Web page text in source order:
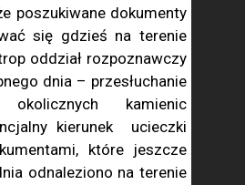
poszukiwane dokumenty
się gdzieś na terenie
oddział rozpoznawczy
dnia – przesłuchanie
okolicznych kamienic
kierunek ucieczki
które jeszcze
odnaleziono na terenie